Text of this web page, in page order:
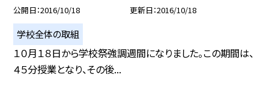
公開日 2016/10/18 更新日 2016/10/18
学校全体の取組
１０月１８日から学校祭強調週間になりました。この期間は、
４５分授業となり、その後...